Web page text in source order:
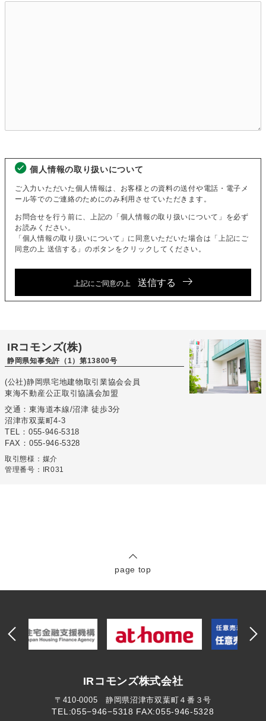
個人情報の取り扱いについて
ご入力いただいた個人情報は、お客様との資料の送付や電話・電子メ
ール等でのご連絡のためにのみ利用させていただきます。
お問合せを行う前に、上記の「個人情報の取り扱いについて」を必ず
お読みください。
「個人情報の取り扱いについて」に同意いただいた場合は「上記にご
同意の上 送信する」のボタンをクリックしてください。
上記にご同意の上 送信する
IRコモンズ(株)
静岡県知事免許（1）第13800号
(公社)静岡県宅地建物取引業協会会員
東海不動産公正取引協議会加盟
交通：東海道本線/沼津 徒歩3分
沼津市双葉町4-3
TEL：055-946-5318
FAX：055-946-5328
取引態様：媒介
管理番号：IR031
page top
IRコモンズ株式会社
〒410-0005 静岡県沼津市双葉町４番３号
TEL:055−946−5318 FAX:055-946-5328